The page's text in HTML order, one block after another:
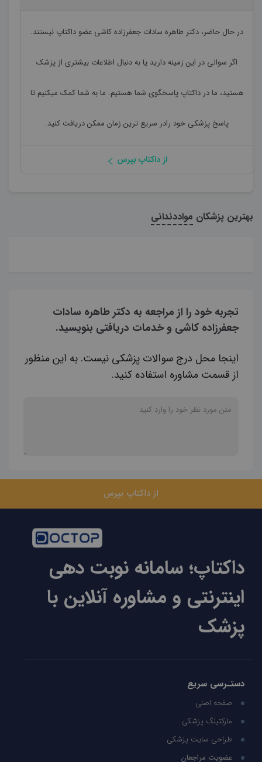
در حال حاضر، دکتر طاهره سادات جعفرزاده کاشی عضو داکتاپ نیستند.
اگر سوالی در این زمینه دارید یا به دنبال اطلاعات بیشتری از پزشک
هستید، ما در داکتاپ پاسخگوی شما هستیم. ما به شما کمک میکنیم تا
پاسخ پزشکی خود رادر سریع ترین زمان ممکن دریافت کنید.
از داکتاپ بپرس
بهترین پزشکان مواددندانی
تجربه خود را از مراجعه به دکتر طاهره سادات
جعفرزاده کاشی و خدمات دریافتی بنویسید.
اینجا محل درج سوالات پزشکی نیست. به این منظور
از قسمت مشاوره استفاده کنید.
از داکتاپ بپرس
داکتاپ؛ سامانه نوبت دهی
اینترنتی و مشاوره آنلاین با
پزشک
دستـرسی سریع
صفحه اصلی
مارکتینگ پزشکی
طراحی سایت پزشکی
عضویت مراجعان